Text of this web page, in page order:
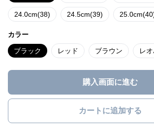
24.0cm(38) 24.5cm(39)
カラー
ブラック レッド ブラウン レ
購入画面に進む
カートに追加する